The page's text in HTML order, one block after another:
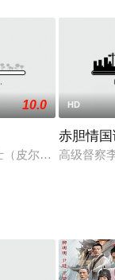
秘书籍背后的真相
10.0
（皮尔斯·布鲁斯南
HD
赤胆情
高级督察